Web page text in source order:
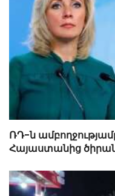
ՌԴ-ն
Հայաստանից